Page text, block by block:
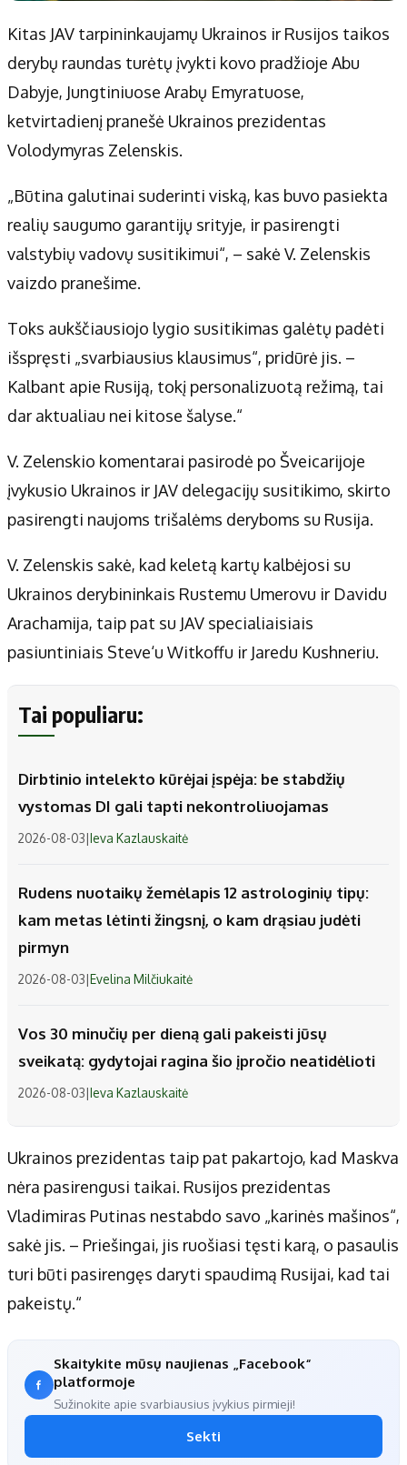
Kitas JAV tarpininkaujamų Ukrainos ir Rusijos taikos
derybų raundas turėtų įvykti kovo pradžioje Abu
Dabyje, Jungtiniuose Arabų Emyratuose,
ketvirtadienį pranešė Ukrainos prezidentas
Volodymyras Zelenskis.
„Būtina galutinai suderinti viską, kas buvo pasiekta
realių saugumo garantijų srityje, ir pasirengti
valstybių vadovų susitikimui“, – sakė V. Zelenskis
vaizdo pranešime.
Toks aukščiausiojo lygio susitikimas galėtų padėti
išspręsti „svarbiausius klausimus“, pridūrė jis. –
Kalbant apie Rusiją, tokį personalizuotą režimą, tai
dar aktualiau nei kitose šalyse.“
V. Zelenskio komentarai pasirodė po Šveicarijoje
įvykusio Ukrainos ir JAV delegacijų susitikimo, skirto
pasirengti naujoms trišalėms deryboms su Rusija.
V. Zelenskis sakė, kad keletą kartų kalbėjosi su
Ukrainos derybininkais Rustemu Umerovu ir Davidu
Arachamija, taip pat su JAV specialiaisiais
pasiuntiniais Steve‘u Witkoffu ir Jaredu Kushneriu.
Tai populiaru:
Dirbtinio intelekto kūrėjai įspėja: be stabdžių
vystomas DI gali tapti nekontroliuojamas
2026-08-03|Ieva Kazlauskaitė
Rudens nuotaikų žemėlapis 12 astrologinių tipų:
kam metas lėtinti žingsnį, o kam drąsiau judėti
pirmyn
2026-08-03|Evelina Milčiukaitė
Vos 30 minučių per dieną gali pakeisti jūsų
sveikatą: gydytojai ragina šio įpročio neatidėlioti
2026-08-03|Ieva Kazlauskaitė
Ukrainos prezidentas taip pat pakartojo, kad Maskva
nėra pasirengusi taikai. Rusijos prezidentas
Vladimiras Putinas nestabdo savo „karinės mašinos“,
sakė jis. – Priešingai, jis ruošiasi tęsti karą, o pasaulis
turi būti pasirengęs daryti spaudimą Rusijai, kad tai
pakeistų.“
Skaitykite mūsų naujienas „Facebook“
platformoje
Sužinokite apie svarbiausius įvykius pirmieji!
Sekti